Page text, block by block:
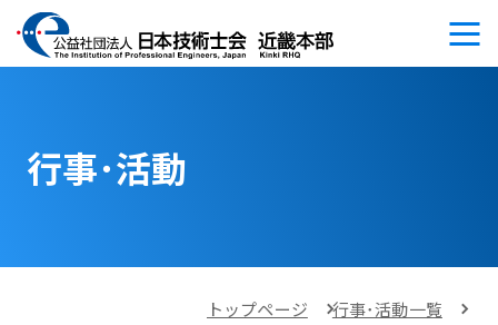
行事･活動
トップページ 行事･活動一覧